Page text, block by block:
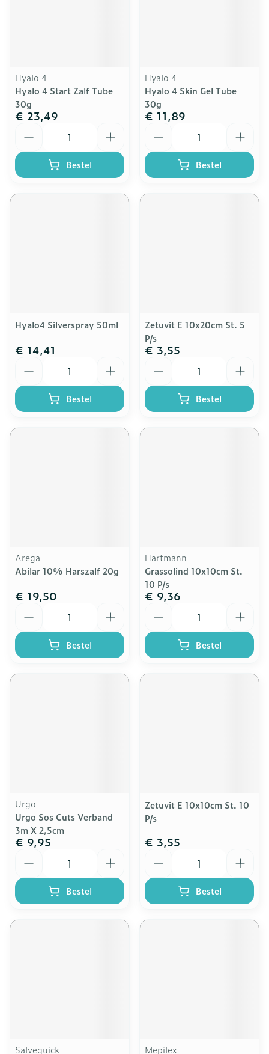
Hyalo 4
Hyalo 4 Start Zalf Tube
30g
€ 23,49
Bestel
Hyalo 4
Hyalo 4 Skin Gel Tube
30g
€ 11,89
Bestel
Hyalo4 Silverspray 50ml
€ 14,41
Bestel
Zetuvit E 10x20cm St. 5
P/s
€ 3,55
Bestel
Arega
Abilar 10% Harszalf 20g
€ 19,50
Bestel
Hartmann
Grassolind 10x10cm St.
10 P/s
€ 9,36
Bestel
Urgo
Urgo Sos Cuts Verband
3m X 2,5cm
€ 9,95
Bestel
Zetuvit E 10x10cm St. 10
P/s
€ 3,55
Bestel
Salvequick Mepilex